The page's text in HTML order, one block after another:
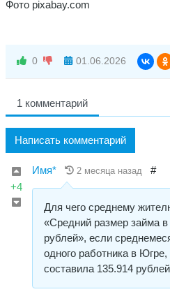
Фото pixabay.com
0 01.06.2026
1 комментарий
Написать комментарий
+4
Имя* 2 месяца назад #
Для чего среднему
«Средний размер займа
рублей», если
одного работника в Югре,
составила 135.914